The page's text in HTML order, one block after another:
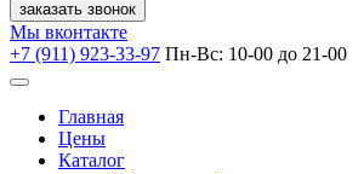
заказать звонок
Мы вконтакте
+7 (911) 923-33-97 Пн-Вс: 10-00 до 21-00
Главная
Цены
Каталог